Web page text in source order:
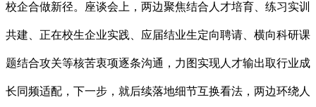
校企合做新径。座谈会上，两边聚焦结合人才培育、练习实训
共建、正在校生企业实践、应届结业生定向聘请、横向科研课
题结合攻关等核苦衷项逐条沟通，力图实现人才输出取行业成
长同频适配，下一步，就后续落地细节互换看法，两边环绕人